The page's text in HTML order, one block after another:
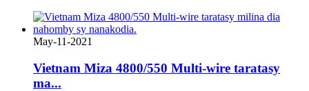
May-11-2021
Vietnam Miza 4800/550 Multi-wire taratasy
ma...